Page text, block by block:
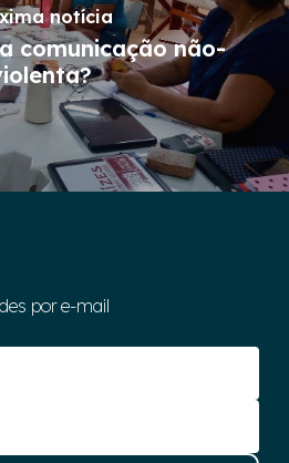
notícia
comunicação não-
por e-mail